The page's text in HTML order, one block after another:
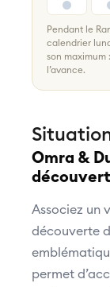
Pendant le
calendrier
son maximum
l’avance.
Omra &
Associez un
découverte
permet